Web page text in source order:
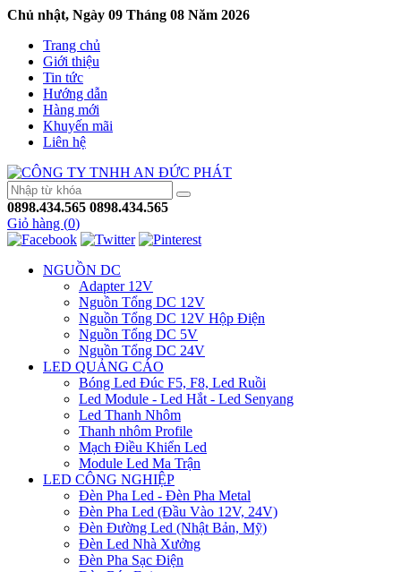
Chủ nhật, Ngày 09 Tháng 08 Năm 2026
Trang chủ
Giới thiệu
Tin tức
Hướng dẫn
Hàng mới
Khuyến mãi
Liên hệ
0898.434.565 0898.434.565
Giỏ hàng (0)
NGUỒN DC
Adapter 12V
Nguồn Tổng DC 12V
Nguồn Tổng DC 12V Hộp Điện
Nguồn Tổng DC 5V
Nguồn Tổng DC 24V
LED QUẢNG CÁO
Bóng Led Đúc F5, F8, Led Ruồi
Led Module - Led Hắt - Led Senyang
Led Thanh Nhôm
Thanh nhôm Profile
Mạch Điều Khiển Led
Module Led Ma Trận
LED CÔNG NGHIỆP
Đèn Pha Led - Đèn Pha Metal
Đèn Pha Led (Đầu Vào 12V, 24V)
Đèn Đường Led (Nhật Bản, Mỹ)
Đèn Led Nhà Xưởng
Đèn Pha Sạc Điện